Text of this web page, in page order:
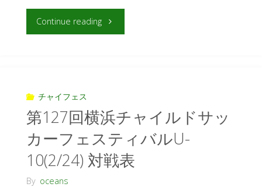
Continue reading
チャイフェス
第127回横浜チャイルドサッ
カーフェスティバルU-
10(2/24) 対戦表
By oceans